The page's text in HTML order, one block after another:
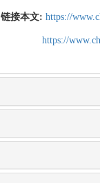
链接本文: https://
https://